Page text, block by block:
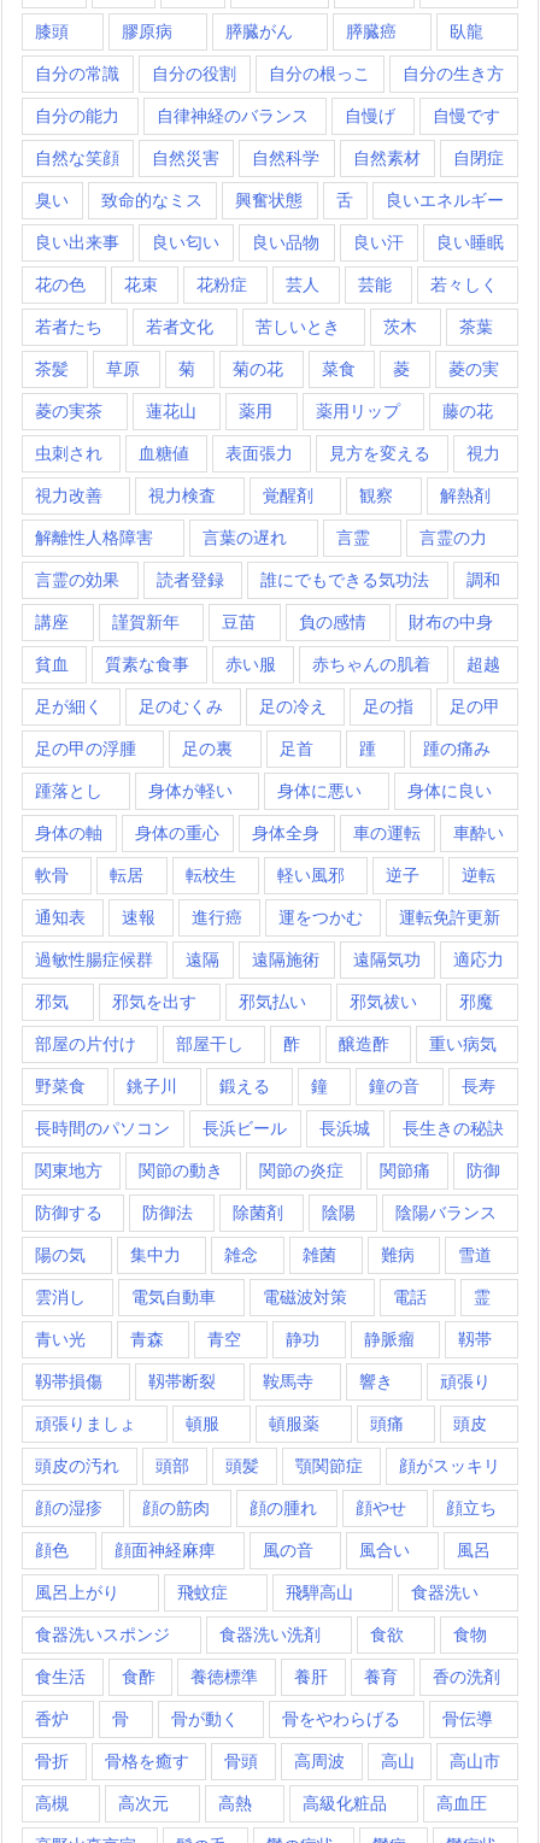
膝頭 膠原病 膵臓がん 膵臓癌 臥龍
自分の常識 自分の役割 自分の根っこ 自分の生き方
自分の能力 自律神経のバランス 自慢げ 自慢です
自然な笑顔 自然災害 自然科学 自然素材 自閉症
臭い 致命的なミス 興奮状態 舌 良いエネルギー
良い出来事 良い匂い 良い品物 良い汗 良い睡眠
花の色 花束 花粉症 芸人 芸能 若々しく
若者たち 若者文化 苦しいとき 茨木 茶葉
茶髪 草原 菊 菊の花 菜食 菱 菱の実
菱の実茶 蓮花山 薬用 薬用リップ 藤の花
虫刺され 血糖値 表面張力 見方を変える 視力
視力改善 視力検査 覚醒剤 観察 解熱剤
解離性人格障害 言葉の遅れ 言霊 言霊の力
言霊の効果 読者登録 誰にでもできる気功法 調和
講座 謹賀新年 豆苗 負の感情 財布の中身
貧血 質素な食事 赤い服 赤ちゃんの肌着 超越
足が細く 足のむくみ 足の冷え 足の指 足の甲
足の甲の浮腫 足の裏 足首 踵 踵の痛み
踵落とし 身体が軽い 身体に悪い 身体に良い
身体の軸 身体の重心 身体全身 車の運転 車酔い
軟骨 転居 転校生 軽い風邪 逆子 逆転
通知表 速報 進行癌 運をつかむ 運転免許更新
過敏性腸症候群 遠隔 遠隔施術 遠隔気功 適応力
邪気 邪気を出す 邪気払い 邪気祓い 邪魔
部屋の片付け 部屋干し 酢 醸造酢 重い病気
野菜食 銚子川 鍛える 鐘 鐘の音 長寿
長時間のパソコン 長浜ビール 長浜城 長生きの秘訣
関東地方 関節の動き 関節の炎症 関節痛 防御
防御する 防御法 除菌剤 陰陽 陰陽バランス
陽の気 集中力 雑念 雑菌 難病 雪道
雲消し 電気自動車 電磁波対策 電話 霊
青い光 青森 青空 静功 静脈瘤 靱帯
靱帯損傷 靱帯断裂 鞍馬寺 響き 頑張り
頑張りましょ 頓服 頓服薬 頭痛 頭皮
頭皮の汚れ 頭部 頭髪 顎関節症 顔がスッキリ
顔の湿疹 顔の筋肉 顔の腫れ 顔やせ 顔立ち
顔色 顔面神経麻痺 風の音 風合い 風呂
風呂上がり 飛蚊症 飛騨高山 食器洗い
食器洗いスポンジ 食器洗い洗剤 食欲 食物
食生活 食酢 養徳標準 養肝 養育 香の洗剤
香炉 骨 骨が動く 骨をやわらげる 骨伝導
骨折 骨格を癒す 骨頭 高周波 高山 高山市
高槻 高次元 高熱 高級化粧品 高血圧